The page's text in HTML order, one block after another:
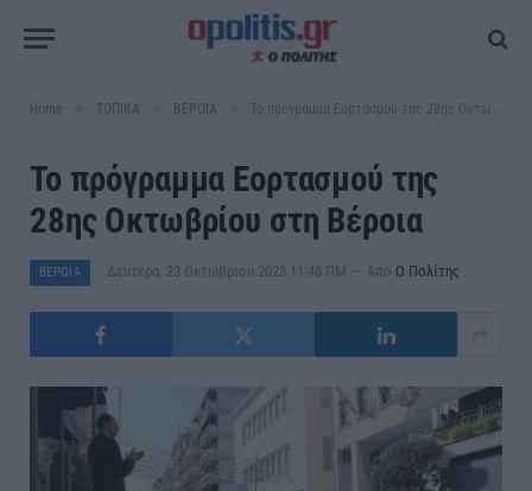
Home ΤΟΠΙΚΑ ΒΕΡΟΙΑ Το πρόγραμμα Εορτασμού της 28ης Οκτωβρίου στη Βέροια
Το πρόγραμμα Εορτασμού της
28ης Οκτωβρίου στη Βέροια
ΒΕΡΟΙΑ Δευτέρα, 23 Οκτωβρίου 2023 11:46 ΠΜ Από Ο Πολίτης